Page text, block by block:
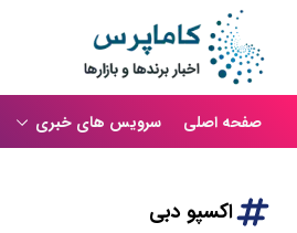
صفحه اصلی سرویس های خبری
اکسپو دبی